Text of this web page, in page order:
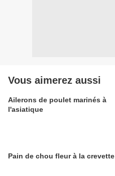
Vous aimerez aussi
Ailerons de poulet marinés à
l'asiatique
Pain de chou fleur à la crevette